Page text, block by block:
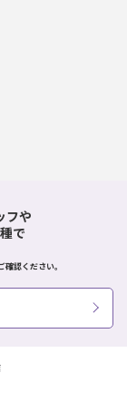
フや
で
認ください。